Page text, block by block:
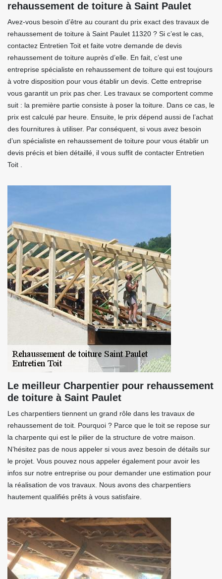
rehaussement de toiture à Saint Paulet
Avez-vous besoin d’être au courant du prix exact des travaux de
rehaussement de toiture à Saint Paulet 11320 ? Si c’est le cas,
contactez Entretien Toit et faite votre demande de devis
rehaussement de toiture auprès d’elle. En fait, c’est une
entreprise spécialiste en rehaussement de toiture qui est toujours
à votre disposition pour vous établir un devis. Cette entreprise
vous garantit un prix pas cher. Les travaux se comportent comme
suit : la première partie consiste à poser la toiture. Dans ce cas, le
prix est calculé par heure. Ensuite, le prix dépend aussi de l’achat
des fournitures à utiliser. Par conséquent, si vous avez besoin
d’un spécialiste en rehaussement de toiture pour vous établir un
devis précis et bien détaillé, il vous suffit de contacter Entretien
Toit .
Le meilleur Charpentier pour rehaussement
de toiture à Saint Paulet
Les charpentiers tiennent un grand rôle dans les travaux de
rehaussement de toit. Pourquoi ? Parce que le toit se repose sur
la charpente qui est le pilier de la structure de votre maison.
N’hésitez pas de nous appeler si vous avez besoin de détails sur
le projet. Vous pouvez nous appeler également pour avoir les
infos sur notre entreprise ou pour demander une estimation pour
la réalisation de vos travaux. Nous avons des charpentiers
hautement qualifiés prêts à vous satisfaire.